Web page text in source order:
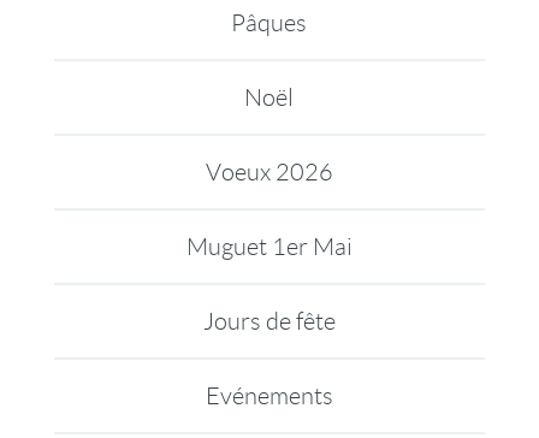
Pâques
Noël
Voeux 2026
Muguet 1er Mai
Jours de fête
Evénements